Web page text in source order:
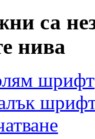
са
нива
шрифт